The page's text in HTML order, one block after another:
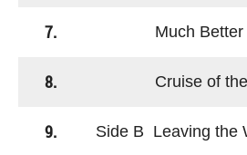
7. Much Better
8. Cruise of the
9. Side B Leaving the